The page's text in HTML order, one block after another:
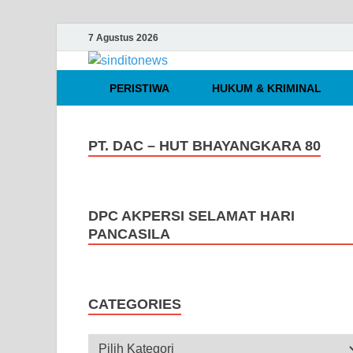
7 Agustus 2026
sinditonews
Media Independen Faktual dan
PERISTIWA
HUKUM & KRIMINAL
PT. DAC – HUT BHAYANGKARA 80
DPC AKPERSI SELAMAT HARI
PANCASILA
CATEGORIES